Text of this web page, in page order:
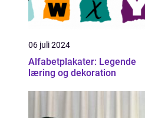
06 juli 2024
Alfabetplakater: Legende
læring og dekoration